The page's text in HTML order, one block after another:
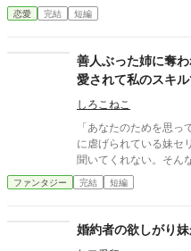
放された子爵家次女
監査官」として、再び宮廷の土を
する愚かな貴族たち。
そして国を揺るがす「偽
讐？ いいえ、これは正当な監査で
ず、帳簿と証拠、そし
築き上げた嘘の城を
支えるのは、氷のよう
近衛騎士団長カミュ。
洗脳計画を打ち砕き、
の溺愛を手に入れる——
恋愛 完結 短編
善人ぶった姉に奪
愛されて私のスキ
しろこねこ
「あなたのためを思
に虐げられている妹セ
聞いてくれない。そん
にははしたないとされ
立させる姉。植物魔法
ファンタジー 完結 短編
婚約者の欲しがり